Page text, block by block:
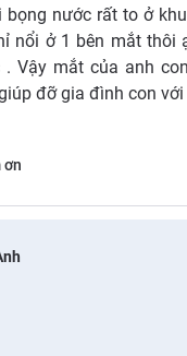
nước rất to ở
nổi ở 1 bên mắt thôi
Vậy mắt của anh
đỡ gia đình con
ơn